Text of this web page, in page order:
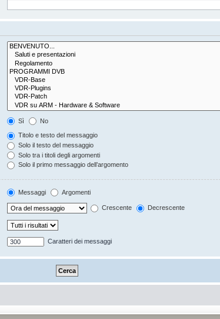
Sì No
Titolo e testo del messaggio
Solo il testo del messaggio
Solo tra i titoli degli argomenti
Solo il primo messaggio dell’argomento
Messaggi Argomenti
Crescente Decrescente
Caratteri dei messaggi